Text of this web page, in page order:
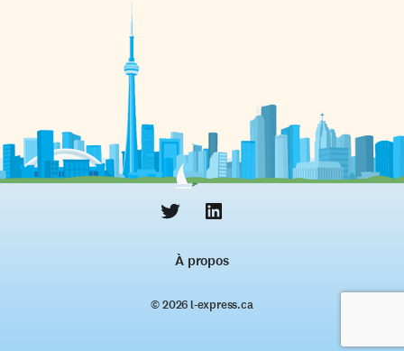
À propos
© 2026 l‑express.ca